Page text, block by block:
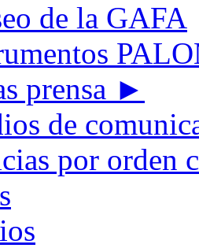
de la GAFA
prensa ►
de
por orden